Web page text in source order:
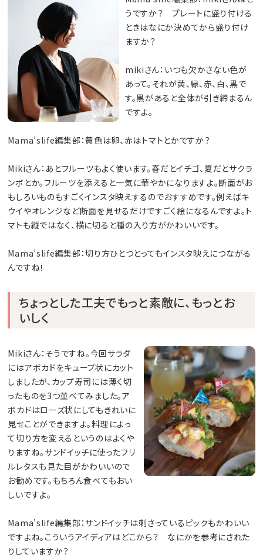
うですか？ プレートに盛り付ける
ときはなにか決めてから盛り付け
ますか？
mikiさん：いつも欠かさない色が
あって。それが黄、緑、赤、白、黒で
す。黒があると全体が引き締まるん
ですよ。
Mama’slife編集部：黄色は卵、赤はトマトとかですか？
Mikiさん：あとフルーツもよく使います。春だとイチゴ、夏だとサクラ
ンボとか。フルーツを添えると一気に華やかになりますよ。断面がお
もしろいものもすごくインスタ映えするのでおすすめです。例えばキ
ウイやオレンジなど断面を見せるだけですごく絵になるんですよ。ト
マトも縦ではなく、横に切ると種の入り方がかわいいです。
Mama’slife編集部：切り方ひとつとってもインスタ映えにつながる
んですね！
ちょっとした工夫でもっと素敵に、もっとお
いしく
Mikiさん：そうですね。今回サラダ
にはアボカドをキューブ状にカット
しましたが、カップ寿司には薄く切
ったものを3つ並べてみました。ア
ボカドはローズ状にしてもきれいに
見せことができますよ。料理によっ
て切り方を変えるというのはよくや
りますね。サンドイッチに使ったフリ
ルレタスも見た目がかわいいので
お勧めです。もちろん食べてもおい
しいですよ。
Mama’slife編集部：サンドイッチは刺さっているピックもかわいい
ですよね。こういうアイディアはどこから？ なにかを参考にされた
りしていますか？